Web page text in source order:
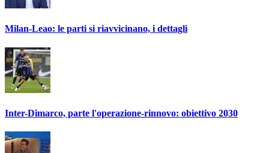
Milan-Leao: le parti si riavvicinano, i dettagli
Inter-Dimarco, parte l'operazione-rinnovo: obiettivo 2030